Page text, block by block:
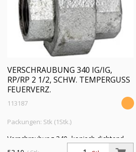
VERSCHRAUBUNG 340 IG/IG,
RP/RP 2 1/2, SCHW. TEMPERGUSS
FEUERVERZ.
113187
Packungen: Stk (1Stk.)
Verschraubung 340, konisch dichtend,
IG/IG, Rp/Rp 2 1/2, Betriebstemperatur